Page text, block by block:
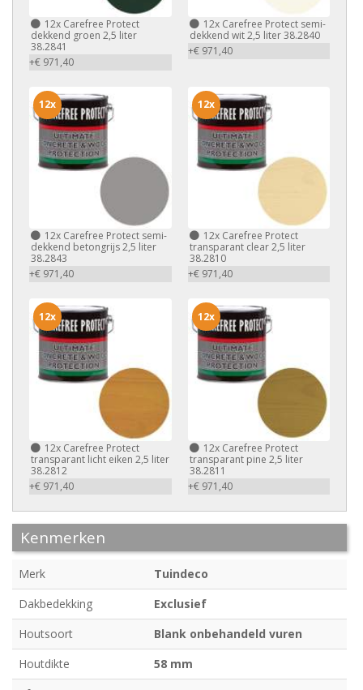
12x Carefree Protect
dekkend groen 2,5 liter
38.2841
+€ 971,40
12xCarefree Protect semi-
dekkend wit 2,5 liter 38.2840
+€ 971,40
12x Carefree Protect semi-
dekkend betongrijs 2,5 liter
38.2843
+€ 971,40
12x
12xCarefree Protect
transparant clear 2,5 liter
38.2810
+€ 971,40
12x
12x Carefree Protect
transparant licht eiken 2,5 liter
38.2812
+€ 971,40
12x
12xCarefree Protect
transparant pine 2,5 liter
38.2811
+€ 971,40
12x
Kenmerken
Merk
Tuindeco
Dakbedekking
Exclusief
Houtsoort
Blank onbehandeld vuren
Houtdikte
58 mm